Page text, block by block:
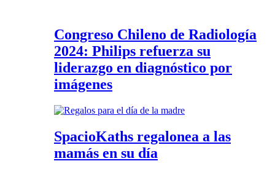
Congreso Chileno de Radiología
2024: Philips refuerza su
liderazgo en diagnóstico por
imágenes
SpacioKaths regalonea a las
mamás en su día